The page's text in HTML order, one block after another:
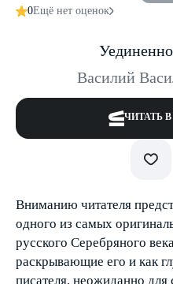
0Ещё нет оценок
Василий
ЧИТАТЬ
Вниманию читателя
одного из самых
русского Серебряного
раскрывающие его и как
писателя, неожиданно